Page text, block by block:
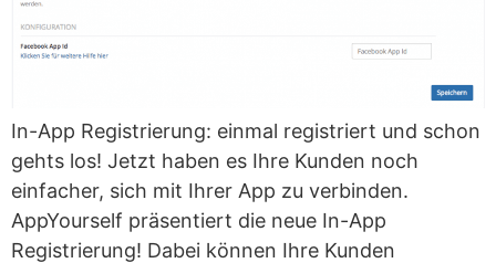
In-App Registrierung: einmal registriert und schon
gehts los! Jetzt haben es Ihre Kunden noch
einfacher, sich mit Ihrer App zu verbinden.
AppYourself präsentiert die neue In-App
Registrierung! Dabei können Ihre Kunden